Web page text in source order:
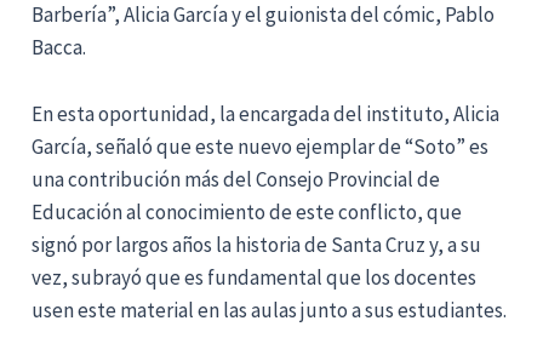
Barbería”, Alicia García y el guionista del cómic, Pablo
Bacca.
En esta oportunidad, la encargada del instituto, Alicia
García, señaló que este nuevo ejemplar de “Soto” es
una contribución más del Consejo Provincial de
Educación al conocimiento de este conflicto, que
signó por largos años la historia de Santa Cruz y, a su
vez, subrayó que es fundamental que los docentes
usen este material en las aulas junto a sus estudiantes.